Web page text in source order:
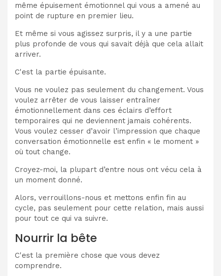
même épuisement émotionnel qui vous a amené au
point de rupture en premier lieu.
Et même si vous agissez surpris, il y a une partie
plus profonde de vous qui savait déjà que cela allait
arriver.
C'est la partie épuisante.
Vous ne voulez pas seulement du changement. Vous
voulez arrêter de vous laisser entraîner
émotionnellement dans ces éclairs d’effort
temporaires qui ne deviennent jamais cohérents.
Vous voulez cesser d’avoir l’impression que chaque
conversation émotionnelle est enfin « le moment »
où tout change.
Croyez-moi, la plupart d’entre nous ont vécu cela à
un moment donné.
Alors, verrouillons-nous et mettons enfin fin au
cycle, pas seulement pour cette relation, mais aussi
pour tout ce qui va suivre.
Nourrir la bête
C'est la première chose que vous devez
comprendre.